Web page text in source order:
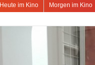
Morgen im Kino
Heute im Kino